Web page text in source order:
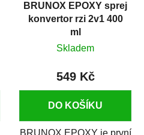
BRUNOX EPOXY sprej
konvertor rzi 2v1 400
ml
Skladem
549 Kč
DO KOŠÍKU